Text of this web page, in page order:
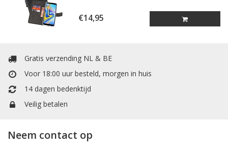
€14,95
Gratis verzending NL & BE
Voor 18:00 uur besteld, morgen in huis
14 dagen bedenktijd
Veilig betalen
Neem contact op